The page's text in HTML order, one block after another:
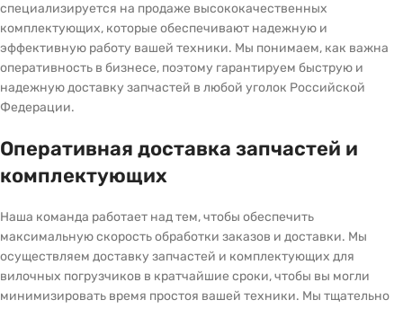
специализируется на продаже высококачественных
комплектующих, которые обеспечивают надежную и
эффективную работу вашей техники. Мы понимаем, как важна
оперативность в бизнесе, поэтому гарантируем быструю и
надежную доставку запчастей в любой уголок Российской
Федерации.
Оперативная доставка запчастей и
комплектующих
Наша команда работает над тем, чтобы обеспечить
максимальную скорость обработки заказов и доставки. Мы
осуществляем доставку запчастей и комплектующих для
вилочных погрузчиков в кратчайшие сроки, чтобы вы могли
минимизировать время простоя вашей техники. Мы тщательно